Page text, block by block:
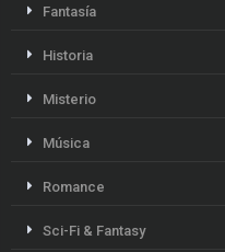
Fantasía
Historia
Misterio
Música
Romance
Sci-Fi & Fantasy